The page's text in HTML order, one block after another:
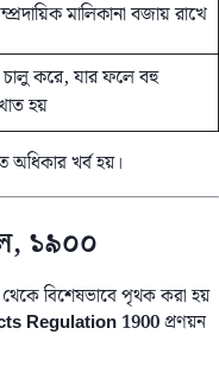
মালিকানা বজায় রাখে
চালু করে, যার ফলে বহু
হয়
খর্ব হয়।
১৯০০
থেকে বিশেষভাবে পৃথক করা হয়
Regulation 1900 প্রণয়ন